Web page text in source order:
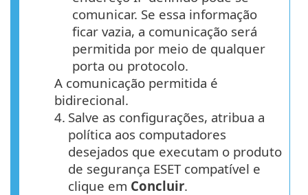
comunicar. Se essa informação
ficar vazia, a comunicação será
permitida por meio de qualquer
porta ou protocolo.
A comunicação permitida é
bidirecional.
4. Salve as configurações, atribua a
política aos computadores
desejados que executam o produto
de segurança ESET compatível e
clique em Concluir.